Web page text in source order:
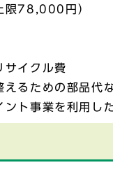
限78,000円）
サイクル費
るための部品代
ト事業を利用し